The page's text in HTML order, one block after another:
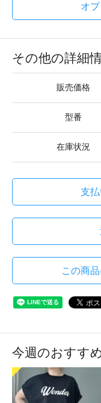
オ
その他の詳細
販売価格
型番
在庫状況
支
この商
今週のおすす